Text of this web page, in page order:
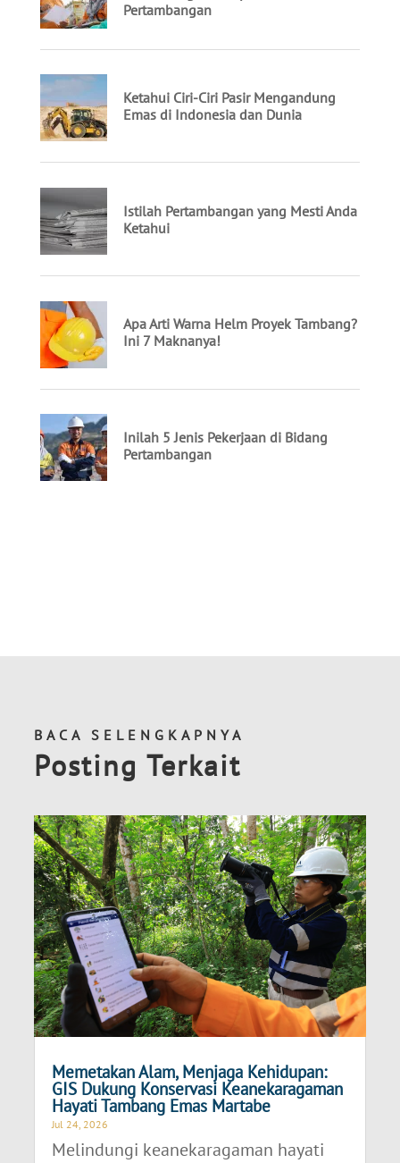
BACA SELENGKAPNYA
Posting Terkait
Memetakan Alam, Menjaga Kehidupan:
GIS Dukung Konservasi Keanekaragaman
Hayati Tambang Emas Martabe
Jul 24, 2026
Melindungi keanekaragaman hayati